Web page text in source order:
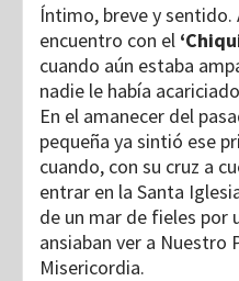
Íntimo, breve y sentido.
encuentro con el
cuando aún estaba
nadie le había
En el amanecer del
pequeña ya sintió ese
cuando, con su cruz a
entrar en la Santa
de un mar de fieles por
ansiaban ver a Nuestro
Misericordia.